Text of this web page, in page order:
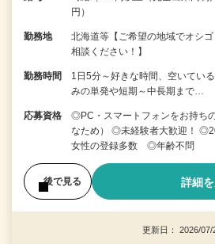
円）
勤務地
北海道等【ご希望の地域でオシ
相談ください！】
勤務時間
1日5分～好きな時間、空いてい
みの単発や短期～中長期まで…
応募資格
◎PC・スマートフォンをお持ち
なため） ◎未経験者大歓迎！
女性の登録多数 ◎年齢不問
後で見る 詳細
更新日： 2026/